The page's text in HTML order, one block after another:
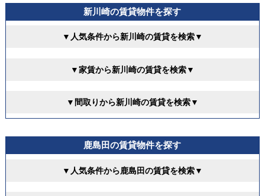
新川崎の賃貸物件を探す
▼人気条件から新川崎の賃貸を検索▼
▼家賃から新川崎の賃貸を検索▼
▼間取りから新川崎の賃貸を検索▼
鹿島田の賃貸物件を探す
▼人気条件から鹿島田の賃貸を検索▼